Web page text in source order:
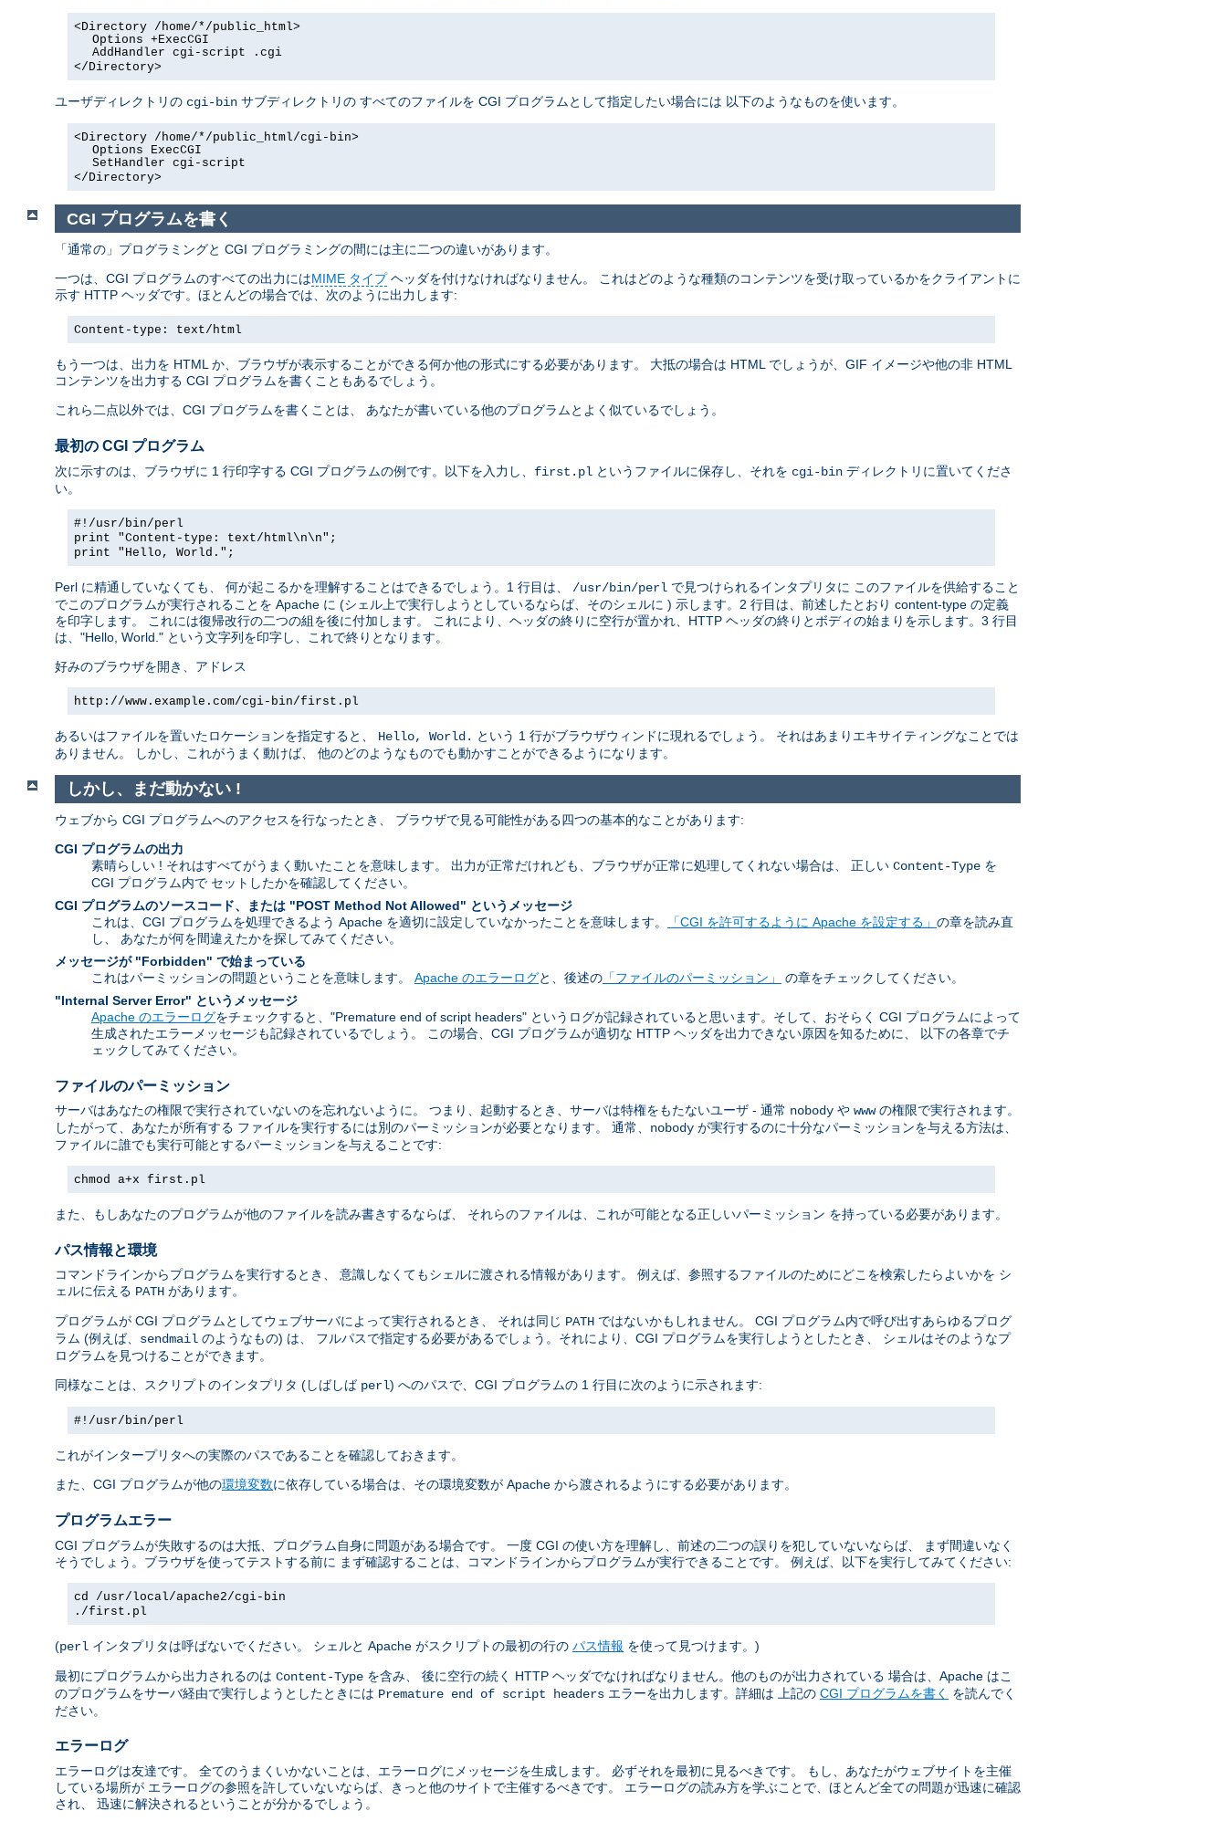
<Directory /home/*/public_html>
Options +ExecCGI
AddHandler cgi-script .cgi
</Directory>
ユーザディレクトリの cgi-bin サブディレクトリの すべてのファイルを CGI プログラムとして指定したい場合には 以下のようなものを使います。
<Directory /home/*/public_html/cgi-bin>
Options ExecCGI
SetHandler cgi-script
</Directory>
CGI プログラムを書く
「通常の」プログラミングと CGI プログラミングの間には主に二つの違いがあります。
一つは、CGI プログラムのすべての出力にはMIME タイプヘッダを付けなければなりません。 これはどのような種類のコンテンツを受け取っているかをクライアントに
示す HTTP ヘッダです。ほとんどの場合では、次のように出力します:
Content-type: text/html
もう一つは、出力を HTML か、ブラウザが表示することができる何か他の形式にする必要があります。 大抵の場合は HTML でしょうが、GIF イメージや他の非 HTML
コンテンツを出力する CGI プログラムを書くこともあるでしょう。
これら二点以外では、CGI プログラムを書くことは、 あなたが書いている他のプログラムとよく似ているでしょう。
最初の CGI プログラム
次に示すのは、ブラウザに 1 行印字する CGI プログラムの例です。以下を入力し、 first.pl というファイルに保存し、それを cgi-bin ディレクトリに置いてくださ
い。
#!/usr/bin/perl
print "Content-type: text/html\n\n";
print "Hello, World.";
Perl に精通していなくても、 何が起こるかを理解することはできるでしょう。1 行目は、 /usr/bin/perl で見つけられるインタプリタに このファイルを供給すること
でこのプログラムが実行されることを Apache に (シェル上で実行しようとしているならば、そのシェルに ) 示します。2 行目は、前述したとおり content-type の定義
を印字します。 これには復帰改行の二つの組を後に付加します。 これにより、ヘッダの終りに空行が置かれ、HTTP ヘッダの終りとボディの始まりを示します。3 行目
は、"Hello, World." という文字列を印字し、これで終りとなります。
好みのブラウザを開き、アドレス
http://www.example.com/cgi-bin/first.pl
あるいはファイルを置いたロケーションを指定すると、 Hello, World. という 1 行がブラウザウィンドに現れるでしょう。 それはあまりエキサイティングなことでは
ありません。 しかし、これがうまく動けば、 他のどのようなものでも動かすことができるようになります。
しかし、まだ動かない !
ウェブから CGI プログラムへのアクセスを行なったとき、 ブラウザで見る可能性がある四つの基本的なことがあります:
CGI プログラムの出力
素晴らしい ! それはすべてがうまく動いたことを意味します。 出力が正常だけれども、ブラウザが正常に処理してくれない場合は、 正しい Content-Type を
CGI プログラム内で セットしたかを確認してください。
CGI プログラムのソースコード、または "POST Method Not Allowed" というメッセージ
これは、CGI プログラムを処理できるよう Apache を適切に設定していなかったことを意味します。
「CGI を許可するように Apache を設定する」 の章を読み直
し、 あなたが何を間違えたかを探してみてください。
メッセージが "Forbidden" で始まっている
これはパーミッションの問題ということを意味します。 Apache のエラーログと、後述の 「ファイルのパーミッション」
の章をチェックしてください。
"Internal Server Error" というメッセージ
Apache のエラーログをチェックすると、"Premature end of script headers" というログが記録されていると思います。そして、おそらく CGI プログラムによって
生成されたエラーメッセージも記録されているでしょう。 この場合、CGI プログラムが適切な HTTP ヘッダを出力できない原因を知るために、 以下の各章でチ
ェックしてみてください。
ファイルのパーミッション
サーバはあなたの権限で実行されていないのを忘れないように。 つまり、起動するとき、サーバは特権をもたないユーザ - 通常 nobody や wwwの権限で実行されます。
したがって、あなたが所有する ファイルを実行するには別のパーミッションが必要となります。 通常、 nobody が実行するのに十分なパーミッションを与える方法は、
ファイルに誰でも実行可能とするパーミッションを与えることです:
chmod a+x first.pl
また、もしあなたのプログラムが他のファイルを読み書きするならば、 それらのファイルは、これが可能となる正しいパーミッション を持っている必要があります。
パス情報と環境
コマンドラインからプログラムを実行するとき、 意識しなくてもシェルに渡される情報があります。 例えば、参照するファイルのためにどこを検索したらよいかを シ
ェルに伝える PATH があります。
プログラムが CGI プログラムとしてウェブサーバによって実行されるとき、 それは同じ PATH ではないかもしれません。 CGI プログラム内で呼び出すあらゆるプログ
ラム (例えば、 sendmail のようなもの) は、 フルパスで指定する必要があるでしょう。それにより、CGI プログラムを実行しようとしたとき、 シェルはそのようなプ
ログラムを見つけることができます。
同様なことは、スクリプトのインタプリタ (しばしば perl) へのパスで、CGI プログラムの 1 行目に次のように示されます:
#!/usr/bin/perl
これがインタープリタへの実際のパスであることを確認しておきます。
また、CGI プログラムが他の環境変数に依存している場合は、その環境変数が Apache から渡されるようにする必要があります。
プログラムエラー
CGI プログラムが失敗するのは大抵、プログラム自身に問題がある場合です。 一度 CGI の使い方を理解し、前述の二つの誤りを犯していないならば、 まず間違いなく
そうでしょう。ブラウザを使ってテストする前に まず確認することは、コマンドラインからプログラムが実行できることです。 例えば、以下を実行してみてください:
cd /usr/local/apache2/cgi-bin
./first.pl
(perl インタプリタは呼ばないでください。 シェルと Apache がスクリプトの最初の行の パス情報 を使って見つけます。)
最初にプログラムから出力されるのは Content-Type を含み、 後に空行の続く HTTP ヘッダでなければなりません。他のものが出力されている 場合は、Apache はこ
のプログラムをサーバ経由で実行しようとしたときには Premature end of script headers エラーを出力します。詳細は 上記の CGI プログラムを書く
を読んでく
ださい。
エラーログ
エラーログは友達です。 全てのうまくいかないことは、エラーログにメッセージを生成します。 必ずそれを最初に見るべきです。 もし、あなたがウェブサイトを主催
している場所が エラーログの参照を許していないならば、きっと他のサイトで主催するべきです。 エラーログの読み方を学ぶことで、ほとんど全ての問題が迅速に確認
され、 迅速に解決されるということが分かるでしょう。